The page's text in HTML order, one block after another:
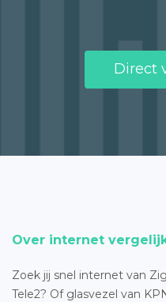
Direct
Over internet
Zoek jij snel internet van
Tele2? Of glasvezel van